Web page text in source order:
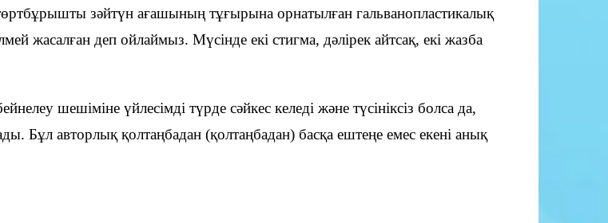
және экспозициялық-
қамтамасыз ету
бөлімі
зәйтүн ағашының тұғырына орнатылған гальванопластикалық
жасалған деп ойлаймыз. Мүсінде екі стигма, дәлірек айтсақ, екі жазба
шешіміне үйлесімді түрде сәйкес келеді және түсініксіз болса да,
Бұл авторлық қолтаңбадан (қолтаңбадан) басқа ештеңе емес екені анық